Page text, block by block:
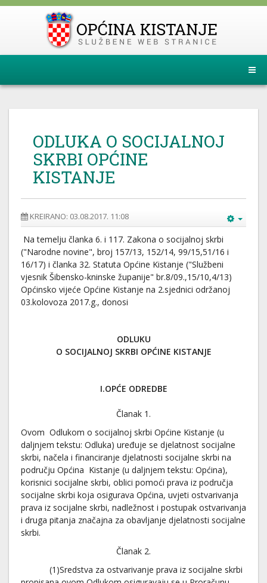
ODLUKA O SOCIJALNOJ
SKRBI OPĆINE
KISTANJE
KREIRANO: 03.08.2017. 11:08
Na temelju članka 6. i 117. Zakona o socijalnoj skrbi
("Narodne novine", broj 157/13, 152/14, 99/15,51/16 i
16/17) i članka 32. Statuta Općine Kistanje ("Službeni
vjesnik Šibensko-kninske županije" br.8/09.,15/10,4/13)
Općinsko vijeće Općine Kistanje na 2.sjednici održanoj
03.kolovoza 2017.g., donosi
ODLUKU
O SOCIJALNOJ SKRBI OPĆINE KISTANJE
I.OPĆE ODREDBE
Članak 1.
Ovom Odlukom o socijalnoj skrbi Općine Kistanje (u
daljnjem tekstu: Odluka) uređuje se djelatnost socijalne
skrbi, načela i financiranje djelatnosti socijalne skrbi na
području Općina Kistanje (u daljnjem tekstu: Općina),
korisnici socijalne skrbi, oblici pomoći prava iz područja
socijalne skrbi koja osigurava Općina, uvjeti ostvarivanja
prava iz socijalne skrbi, nadležnost i postupak ostvarivanja
i druga pitanja značajna za obavljanje djelatnosti socijalne
skrbi.
Članak 2.
(1)Sredstva za ostvarivanje prava iz socijalne skrbi